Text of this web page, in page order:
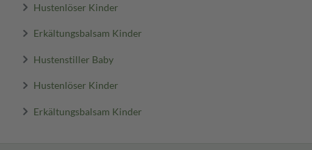
Hustenlöser Kinder
Erkältungsbalsam Kinder
Hustenstiller Baby
Hustenlöser Kinder
Erkältungsbalsam Kinder